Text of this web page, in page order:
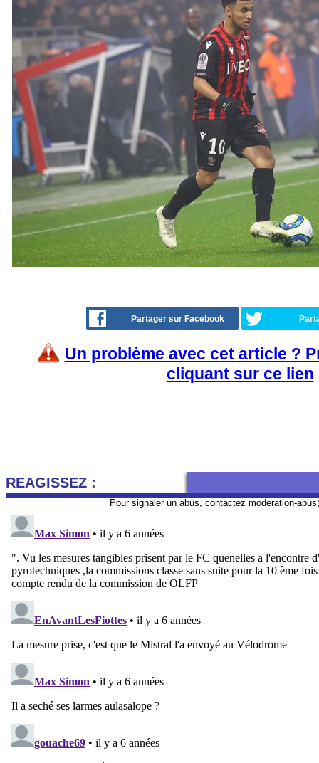
Partager sur Facebook
Un problème avec cet article ?
cliquant sur ce lien
REAGISSEZ :
Pour signaler un abus, contactez moderation-